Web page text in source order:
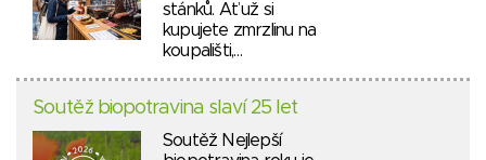
stánků. Ať už si
kupujete zmrzlinu na
koupališti,…
Soutěž biopotravina slaví 25 let
Soutěž Nejlepší